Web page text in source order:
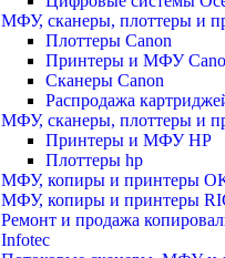
МФУ, сканеры, плоттеры и
Плоттеры Canon
Принтеры и МФУ
Сканеры Canon
Распродажа
МФУ, сканеры, плоттеры и
Принтеры и МФУ HP
Плоттеры hp
МФУ, копиры и принтеры
МФУ, копиры и принтеры
Ремонт и продажа
Infotec